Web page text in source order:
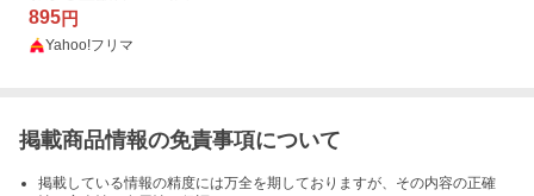
子
895円
Yahoo!フリマ
掲載商品情報の免責事項について
掲載している情報の精度には万全を期しておりますが、その内容の正確